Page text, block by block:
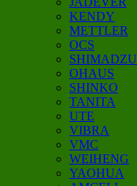
KENDY
METTLER
OCS
SHIMADZU
OHAUS
SHINKO
TANITA
UTE
VIBRA
VMC
WEIHENG
YAOHUA